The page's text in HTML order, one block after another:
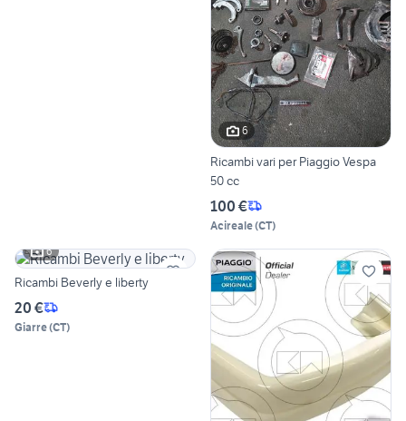
6
Ricambi vari per Piaggio Vespa
50 cc
100 €
Acireale(CT)
6
Ricambi Beverly e liberty
20 €
Giarre(CT)